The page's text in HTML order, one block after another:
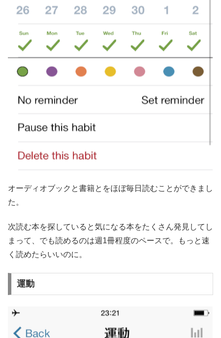
オーディオブックと書籍とをほぼ毎日読むことができまし
た。
次読む本を探していると気になる本をたくさん発見してし
まって、でも読めるのは週1冊程度のペースで。もっと速
く読めたらいいのに。
運動